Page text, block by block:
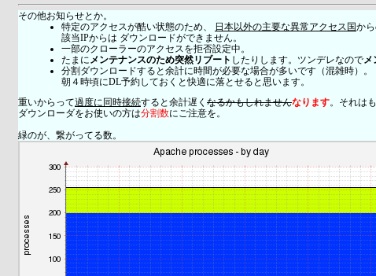
その他お知らせとか。
特定のアクセスが酷い状態のため、
日本以外の主要な異常アクセス国か
該当IPからは ダウンロードができません。
一部のクローラーのアクセスを拒否設定中。
たまにメンテナンスのため突然リブート したりします。ツンデレなのでメ
分割ダウンロードすると余計に時間が必要な場合が多いです（混雑時）。
朝４時頃にDL予約しておくと快適に落とせると思います。
重いからって過度に同時接続すると余計遅く なるかもしれませんなります。それは
ダウンローダをお使いの方は分割数にご注意を。
緑のが、繋がってる数。